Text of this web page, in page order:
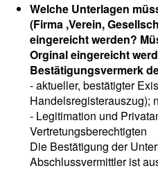
Welche Unterlagen
(Firma ,Verein,
eingereicht werden?
Orginal eingereicht
Bestätigungsvermerk
- aktueller, bestätigter
Handelsregisterauszug);
- Legitimation und
Vertretungsberechtigten
Die Bestätigung der
Abschlussvermittler ist